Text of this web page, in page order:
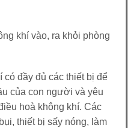
khí vào, ra khỏi phòng
có đầy đủ các thiết bị để
của con người và yêu
hoà không khí. Các
thiết bị sấy nóng, làm